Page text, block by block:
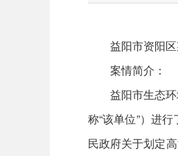
益阳市资阳区
案情简介：
益阳市生态环
称“该单位”）进
民政府关于划定